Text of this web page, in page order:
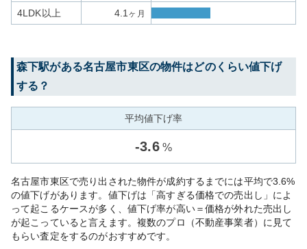
4LDK以上 4.1 ヶ月
森下駅がある名古屋市東区の物件はどのくらい値下げ
する？
平均値下げ率
-3.6 %
名古屋市東区で売り出された物件が成約するまでには平均で3.6%
の値下げがあります。値下げは「高すぎる価格での売出し」によ
って起こるケースが多く、値下げ率が高い＝価格が外れた売出し
が起こっていると言えます。複数のプロ（不動産事業者）に見て
もらい査定をするのがおすすめです。